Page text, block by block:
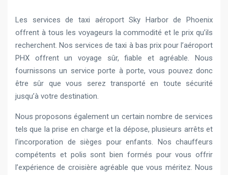
Les services de taxi aéroport Sky Harbor de Phoenix
offrent à tous les voyageurs la commodité et le prix qu’ils
recherchent. Nos services de taxi à bas prix pour l’aéroport
PHX offrent un voyage sûr, fiable et agréable. Nous
fournissons un service porte à porte, vous pouvez donc
être sûr que vous serez transporté en toute sécurité
jusqu’à votre destination.
Nous proposons également un certain nombre de services
tels que la prise en charge et la dépose, plusieurs arrêts et
l’incorporation de sièges pour enfants. Nos chauffeurs
compétents et polis sont bien formés pour vous offrir
l’expérience de croisière agréable que vous méritez. Nous